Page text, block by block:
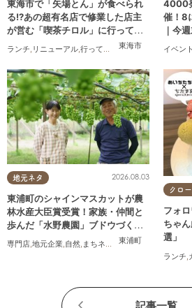
東海市
東海市で「矢場とん」が食べられ
る!?あの超有名店で修業した店主
が営む「喫茶チロル」に行ってみ
ランチ, リニューアル,行ってみたレポ ,夫婦 おひとり
4000
催！8
｜今
プラ
イベント
地元ネタ
東浦町
2026.08.03
東浦町のシャインマスカットが農
林水産大臣賞受賞！家族・仲間と
歩んだ「水野農園」ブドウづくり
の軌跡
専門店,地元企業,自然, まちネタ 季節ネタ ちたまるス
クロ
フォ
ちゃ
選」
ランチ,